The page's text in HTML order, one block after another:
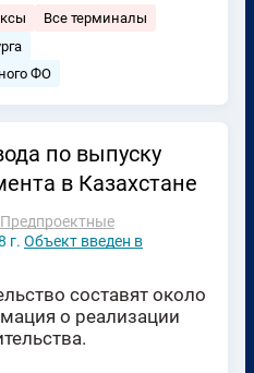
Все терминалы
ФО
по выпуску
в Казахстане
Предпроектные
г. Объект введен в
составят около
о реализации